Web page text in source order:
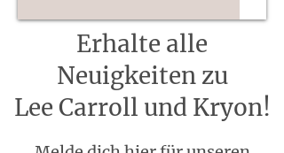
Erhalte alle
Neuigkeiten zu
Lee Carroll und Kryon!